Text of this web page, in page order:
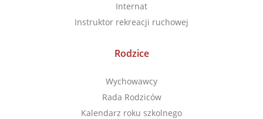
Internat
Instruktor rekreacji ruchowej
Rodzice
Wychowawcy
Rada Rodziców
Kalendarz roku szkolnego